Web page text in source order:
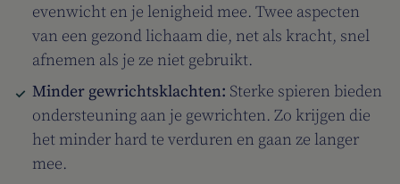
evenwicht en je lenigheid mee. Twee aspecten
van een gezond lichaam die, net als kracht, snel
afnemen als je ze niet gebruikt.
Minder gewrichtsklachten: Sterke spieren bieden
ondersteuning aan je gewrichten. Zo krijgen die
het minder hard te verduren en gaan ze langer
mee.